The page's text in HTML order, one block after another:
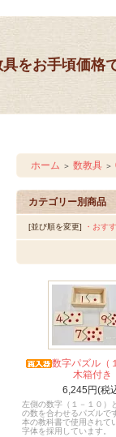
をお手頃価格
ホーム ＞ 数教具 ＞
カテゴリー別商品
[並び順を変更] ・おす
数字パズル（
木箱付き
6,245円(税
左側の数字（１－１０）
の数を合わせるパズルで
本の教科書で使用されて
字体を採用しています。